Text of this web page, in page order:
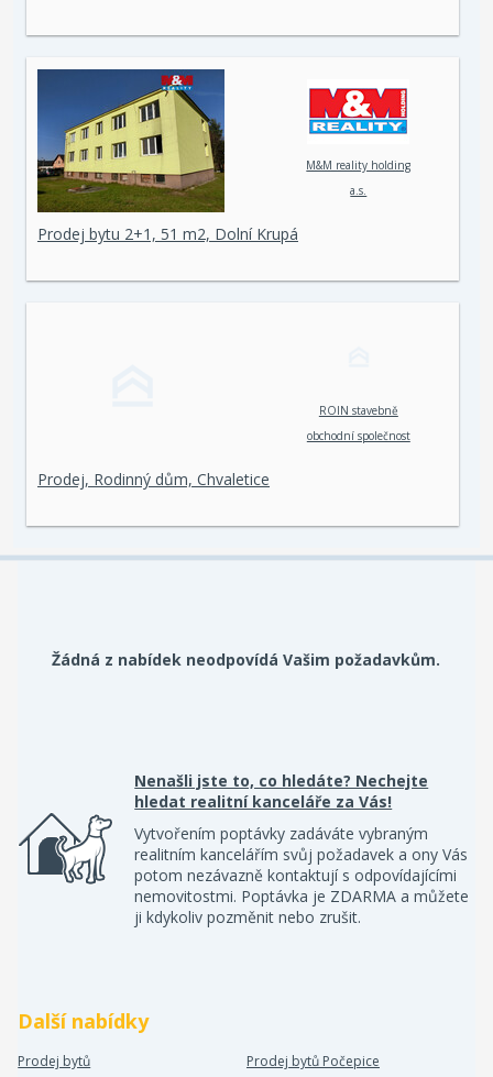
M&M reality holding
a.s.
Prodej bytu 2+1, 51 m2, Dolní Krupá
ROIN stavebně
obchodní společnost
Prodej, Rodinný dům, Chvaletice
Žádná z nabídek neodpovídá Vašim požadavkům.
Nenašli jste to, co hledáte? Nechejte
hledat realitní kanceláře za Vás!
Vytvořením poptávky zadáváte vybraným
realitním kancelářím svůj požadavek a ony Vás
potom nezávazně kontaktují s odpovídajícími
nemovitostmi. Poptávka je ZDARMA a můžete
ji kdykoliv pozměnit nebo zrušit.
Další nabídky
Prodej bytů
Prodej bytů Počepice